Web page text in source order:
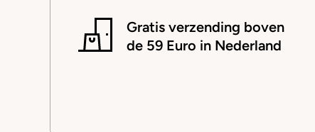
Gratis verzending boven
de 59 Euro in Nederland